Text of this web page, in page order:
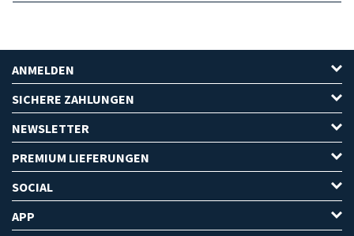
ANMELDEN
SICHERE ZAHLUNGEN
NEWSLETTER
PREMIUM LIEFERUNGEN
SOCIAL
APP